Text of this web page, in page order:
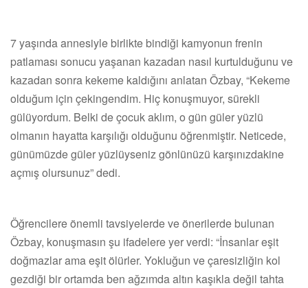
7 yaşında annesiyle birlikte bindiği kamyonun frenin
patlaması sonucu yaşanan kazadan nasıl kurtulduğunu ve
kazadan sonra kekeme kaldığını anlatan Özbay, “Kekeme
olduğum için çekingendim. Hiç konuşmuyor, sürekli
gülüyordum. Belki de çocuk aklım, o gün güler yüzlü
olmanın hayatta karşılığı olduğunu öğrenmiştir. Neticede,
günümüzde güler yüzlüyseniz gönlünüzü karşınızdakine
açmış olursunuz” dedi.
Öğrencilere önemli tavsiyelerde ve önerilerde bulunan
Özbay, konuşmasın şu ifadelere yer verdi: “İnsanlar eşit
doğmazlar ama eşit ölürler. Yokluğun ve çaresizliğin kol
gezdiği bir ortamda ben ağzımda altın kaşıkla değil tahta